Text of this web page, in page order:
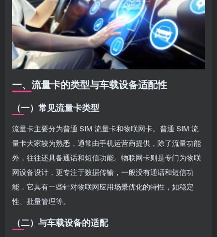
一、流量卡的类型与车载设备适配性
（一）常见流量卡类型
流量卡主要分为普通 SIM 流量卡和物联网卡。普通 SIM 流
量卡大家较为熟悉，通常由手机运营商提供，除了流量功能
外，往往还具备通话和短信功能。物联网卡则是专门为物联
网设备设计，更专注于数据传输，一般没有通话和短信功
能，它具有一些针对物联网应用场景优化的特性，如稳定
性、批量管理等。
（二）与车载设备的适配